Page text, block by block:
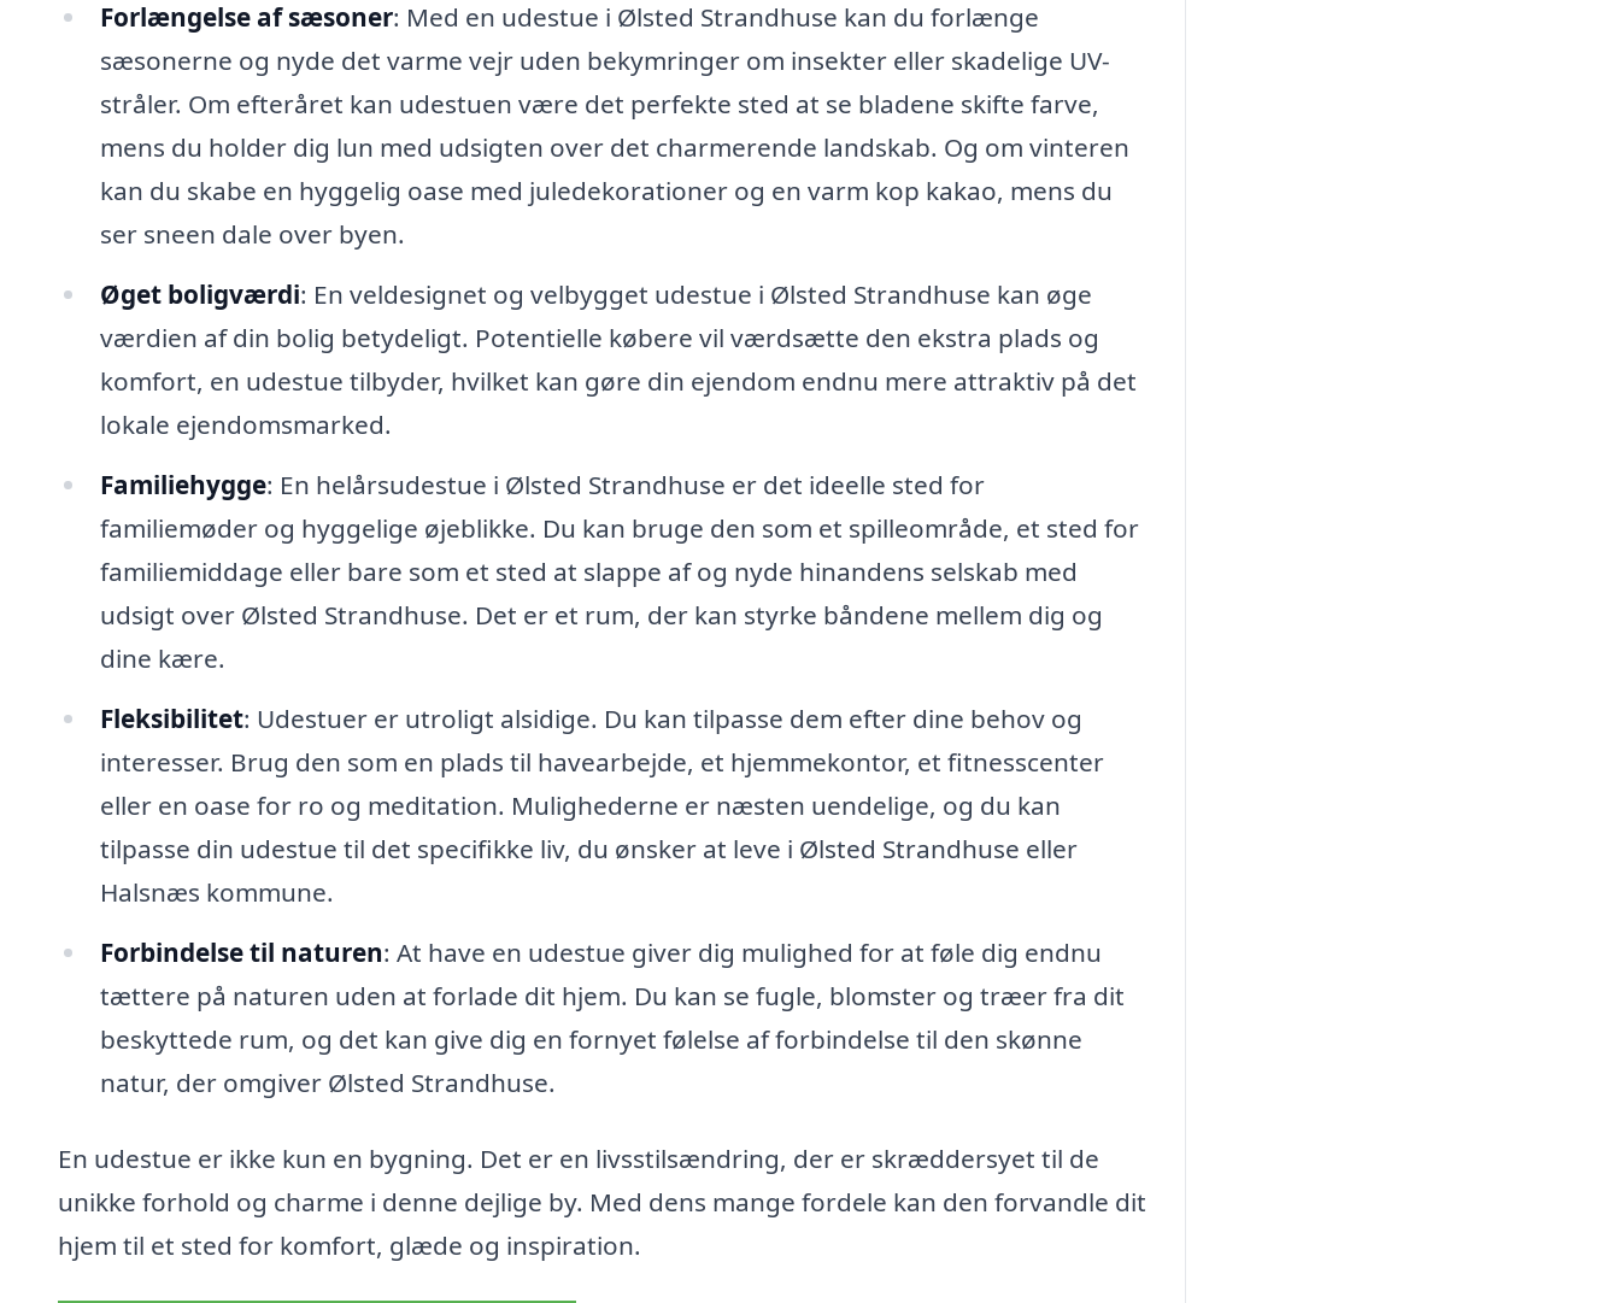
Forlængelse af sæsoner: Med en udestue i Ølsted Strandhuse kan du forlænge
sæsonerne og nyde det varme vejr uden bekymringer om insekter eller skadelige UV-
stråler. Om efteråret kan udestuen være det perfekte sted at se bladene skifte farve,
mens du holder dig lun med udsigten over det charmerende landskab. Og om vinteren
kan du skabe en hyggelig oase med juledekorationer og en varm kop kakao, mens du
ser sneen dale over byen.
Øget boligværdi: En veldesignet og velbygget udestue i Ølsted Strandhuse kan øge
værdien af din bolig betydeligt. Potentielle købere vil værdsætte den ekstra plads og
komfort, en udestue tilbyder, hvilket kan gøre din ejendom endnu mere attraktiv på det
lokale ejendomsmarked.
Familiehygge: En helårsudestue i Ølsted Strandhuse er det ideelle sted for
familiemøder og hyggelige øjeblikke. Du kan bruge den som et spilleområde, et sted for
familiemiddage eller bare som et sted at slappe af og nyde hinandens selskab med
udsigt over Ølsted Strandhuse. Det er et rum, der kan styrke båndene mellem dig og
dine kære.
Fleksibilitet: Udestuer er utroligt alsidige. Du kan tilpasse dem efter dine behov og
interesser. Brug den som en plads til havearbejde, et hjemmekontor, et fitnesscenter
eller en oase for ro og meditation. Mulighederne er næsten uendelige, og du kan
tilpasse din udestue til det specifikke liv, du ønsker at leve i Ølsted Strandhuse eller
Halsnæs kommune.
Forbindelse til naturen: At have en udestue giver dig mulighed for at føle dig endnu
tættere på naturen uden at forlade dit hjem. Du kan se fugle, blomster og træer fra dit
beskyttede rum, og det kan give dig en fornyet følelse af forbindelse til den skønne
natur, der omgiver Ølsted Strandhuse.
En udestue er ikke kun en bygning. Det er en livsstilsændring, der er skræddersyet til de
unikke forhold og charme i denne dejlige by. Med dens mange fordele kan den forvandle dit
hjem til et sted for komfort, glæde og inspiration.